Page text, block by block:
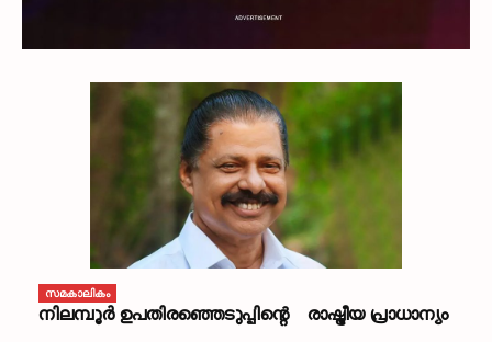
സമകാലികം
നിലമ്പൂര്‍ ഉപതിരഞ്ഞെടുപ്പിന്റെ രാഷ്ട്രീയ പ്രാധാന്യം